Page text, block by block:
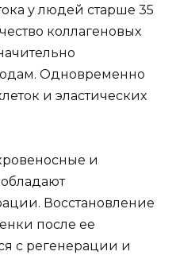
у людей старше 35
коллагеновых
Одновременно
и эластических
и
Восстановление
после ее
с регенерации и